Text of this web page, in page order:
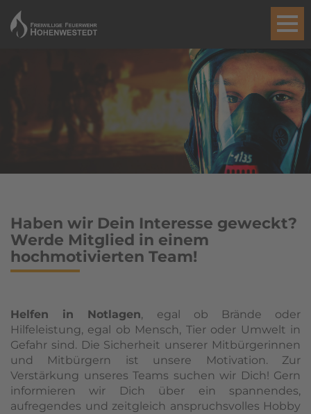
Haben wir Dein Interesse geweckt?
Werde Mitglied in einem
hochmotivierten Team!
Helfen in Notlagen, egal ob Brände oder
Hilfeleistung, egal ob Mensch, Tier oder Umwelt in
Gefahr sind. Die Sicherheit unserer Mitbürgerinnen
und Mitbürgern ist unsere Motivation. Zur
Verstärkung unseres Teams suchen wir Dich! Gern
informieren wir Dich über ein spannendes,
aufregendes und zeitgleich anspruchsvolles Hobby